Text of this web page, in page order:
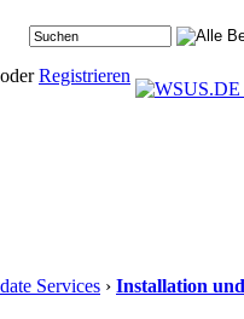
oderRegistrieren
Services › Installation